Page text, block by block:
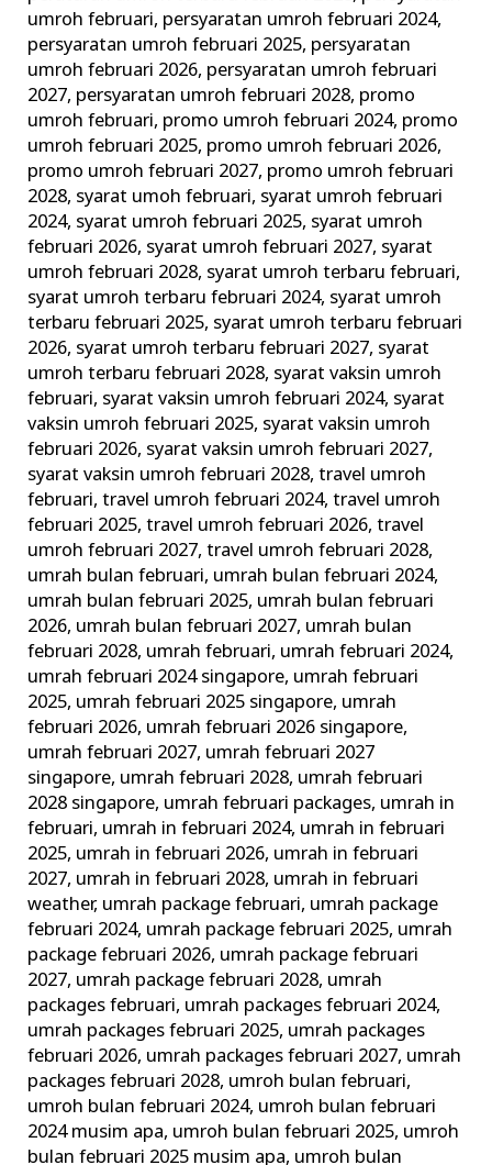
umroh februari, persyaratan umroh februari 2024,
persyaratan umroh februari 2025, persyaratan
umroh februari 2026, persyaratan umroh februari
2027, persyaratan umroh februari 2028, promo
umroh februari, promo umroh februari 2024, promo
umroh februari 2025, promo umroh februari 2026,
promo umroh februari 2027, promo umroh februari
2028, syarat umoh februari, syarat umroh februari
2024, syarat umroh februari 2025, syarat umroh
februari 2026, syarat umroh februari 2027, syarat
umroh februari 2028, syarat umroh terbaru februari,
syarat umroh terbaru februari 2024, syarat umroh
terbaru februari 2025, syarat umroh terbaru februari
2026, syarat umroh terbaru februari 2027, syarat
umroh terbaru februari 2028, syarat vaksin umroh
februari, syarat vaksin umroh februari 2024, syarat
vaksin umroh februari 2025, syarat vaksin umroh
februari 2026, syarat vaksin umroh februari 2027,
syarat vaksin umroh februari 2028,travel umroh
februari,travel umroh februari 2024,travel umroh
februari 2025,travel umroh februari 2026,travel
umroh februari 2027,travel umroh februari 2028,
umrah bulan februari, umrah bulan februari 2024,
umrah bulan februari 2025, umrah bulan februari
2026, umrah bulan februari 2027, umrah bulan
februari 2028, umrah februari, umrah februari 2024,
umrah februari 2024 singapore, umrah februari
2025, umrah februari 2025 singapore, umrah
februari 2026, umrah februari 2026 singapore,
umrah februari 2027, umrah februari 2027
singapore, umrah februari 2028, umrah februari
2028 singapore, umrah februari packages, umrah in
februari, umrah in februari 2024, umrah in februari
2025, umrah in februari 2026, umrah in februari
2027, umrah in februari 2028, umrah in februari
weather, umrah package februari, umrah package
februari 2024, umrah package februari 2025, umrah
package februari 2026, umrah package februari
2027, umrah package februari 2028, umrah
packages februari, umrah packages februari 2024,
umrah packages februari 2025, umrah packages
februari 2026, umrah packages februari 2027, umrah
packages februari 2028, umroh bulan februari,
umroh bulan februari 2024, umroh bulan februari
2024 musim apa, umroh bulan februari 2025, umroh
bulan februari 2025 musim apa, umroh bulan